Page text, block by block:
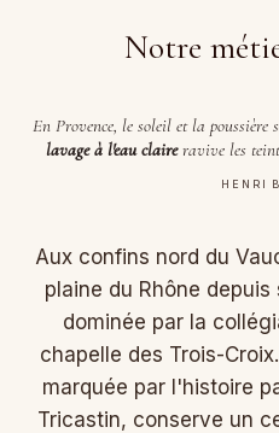
Notre
En Provence, le soleil et la poussière
lavage à l'eau claireravive les
HENRI
Aux confins nord du
plaine du Rhône
dominée par la
chapelle des Trois-
marquée par l'histoire
Tricastin, conserve un